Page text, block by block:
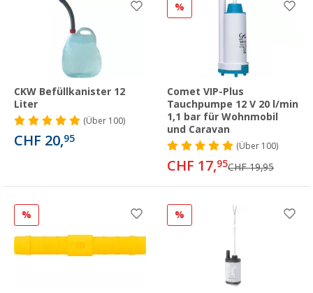
CKW Befüllkanister 12
Liter
(Über100)
CHF 20,95
%
Comet VIP-Plus
Tauchpumpe 12 V 20 l/min
1,1 bar für Wohnmobil
und Caravan
(Über100)
CHF 17,95CHF 19,95
% %